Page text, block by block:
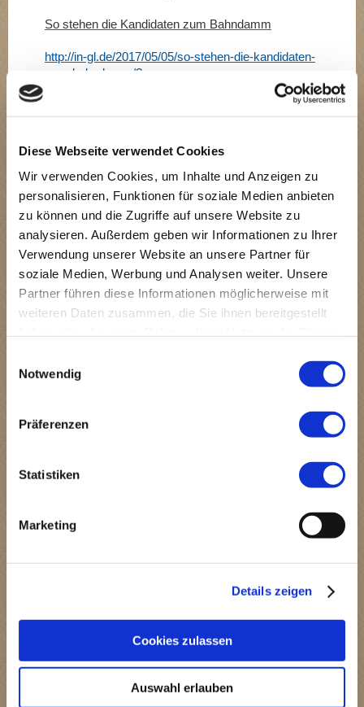
Diese Webseite verwendet Cookies
Wir verwenden Cookies, um Inhalte und Anzeigen zu
personalisieren, Funktionen für soziale Medien anbieten
zu können und die Zugriffe auf unsere Website zu
analysieren. Außerdem geben wir Informationen zu Ihrer
Verwendung unserer Website an unsere Partner für
soziale Medien, Werbung und Analysen weiter. Unsere
Partner führen diese Informationen möglicherweise mit
weiteren Daten zusammen, die Sie ihnen bereitgestellt
Notwendig
Präferenzen
Statistiken
Marketing
Details zeigen
Cookies zulassen
Auswahl erlauben
So stehen die Kandidaten zum Bahndamm
http://in-gl.de/2017/05/05/so-stehen-die-kandidaten-
zum-bahndamm/?
IGL Bürgerportal
GL 2.0 braucht andere Lösungen als den Bahndamm
http://in-gl.de/2017/03/30/gl-2-0-braucht-andere-
loesungen-als-den-bahndamm/
IGL Bürgerportal
Bericht über U-Bahn für Güter soll Gladbachs Verkehr
entlasten
http://in-gl.de/2017/02/08/cargocab-bergisch-gladbach-
Sehr interssanter Film über die Bahndammtrasse.